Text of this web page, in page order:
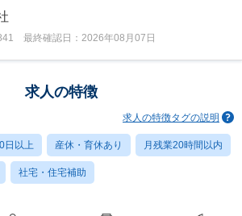
最終確認日：2026年08月07日
求人の特徴
求人の特徴タグの説明
日以上 産休・育休あり 月残業20時間以内
社宅・住宅補助